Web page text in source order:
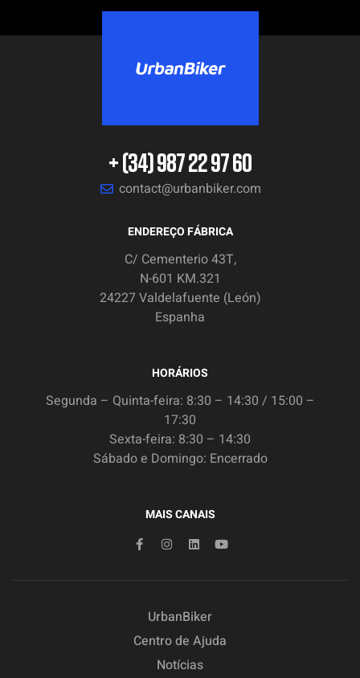
+ (34) 987 22 97 60
contact@urbanbiker.com
ENDEREÇO FÁBRICA
C/ Cementerio 43T,
N-601 KM.321
24227 Valdelafuente (León)
Espanha
HORÁRIOS
Segunda – Quinta-feira: 8:30 – 14:30 / 15:00 –
17:30
Sexta-feira: 8:30 – 14:30
Sábado e Domingo: Encerrado
MAIS CANAIS
UrbanBiker
Centro de Ajuda
Notícias